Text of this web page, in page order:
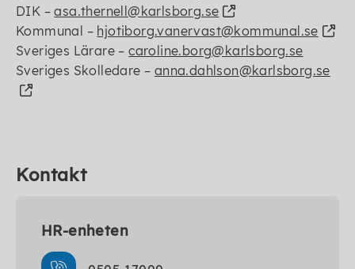
DIK – asa.thernell@karlsborg.se
Kommunal – hjotiborg.vanervast@kommunal.se
Sveriges Lärare –caroline.borg@karlsborg.se
Sveriges Skolledare – anna.dahlson@karlsborg.se
Kontakt
HR-enheten